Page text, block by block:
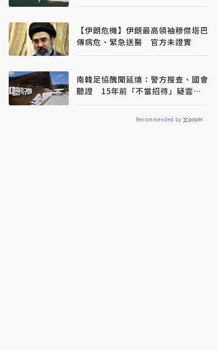
維亞砸數億清障救航運命脈
【伊朗危機】伊朗最高領袖穆傑塔巴
傳病危、緊急送醫 官方未證實
南韓足協醜聞延燒：警方搜查、國會
聽證 15年前「不當招待」疑雲重
見天日
Recommended by